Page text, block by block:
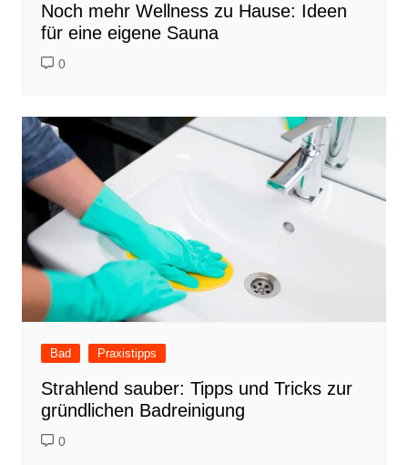
Noch mehr Wellness zu Hause: Ideen
für eine eigene Sauna
0
Bad Praxistipps
Strahlend sauber: Tipps und Tricks zur
gründlichen Badreinigung
0